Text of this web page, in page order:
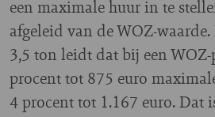
een maximale huur in te
afgeleid van de WOZ-
3,5 ton leidt dat bij een WOZ-
procent tot 875 euro
4 procent tot 1.167 euro. Dat